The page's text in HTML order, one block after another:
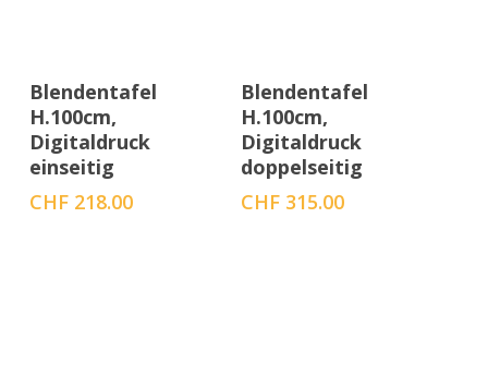
Menge auswählen
Blendentafel
H.100cm,
Digitaldruck
einseitig
CHF218.00
Menge auswählen
Blendentafel
H.100cm,
Digitaldruck
doppelseitig
CHF 315.00